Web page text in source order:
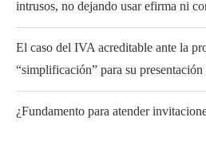
intrusos, no dejando usar efirma ni
El caso del IVA acreditable ante la
“simplificación” para su presentación
¿Fundamento para atender